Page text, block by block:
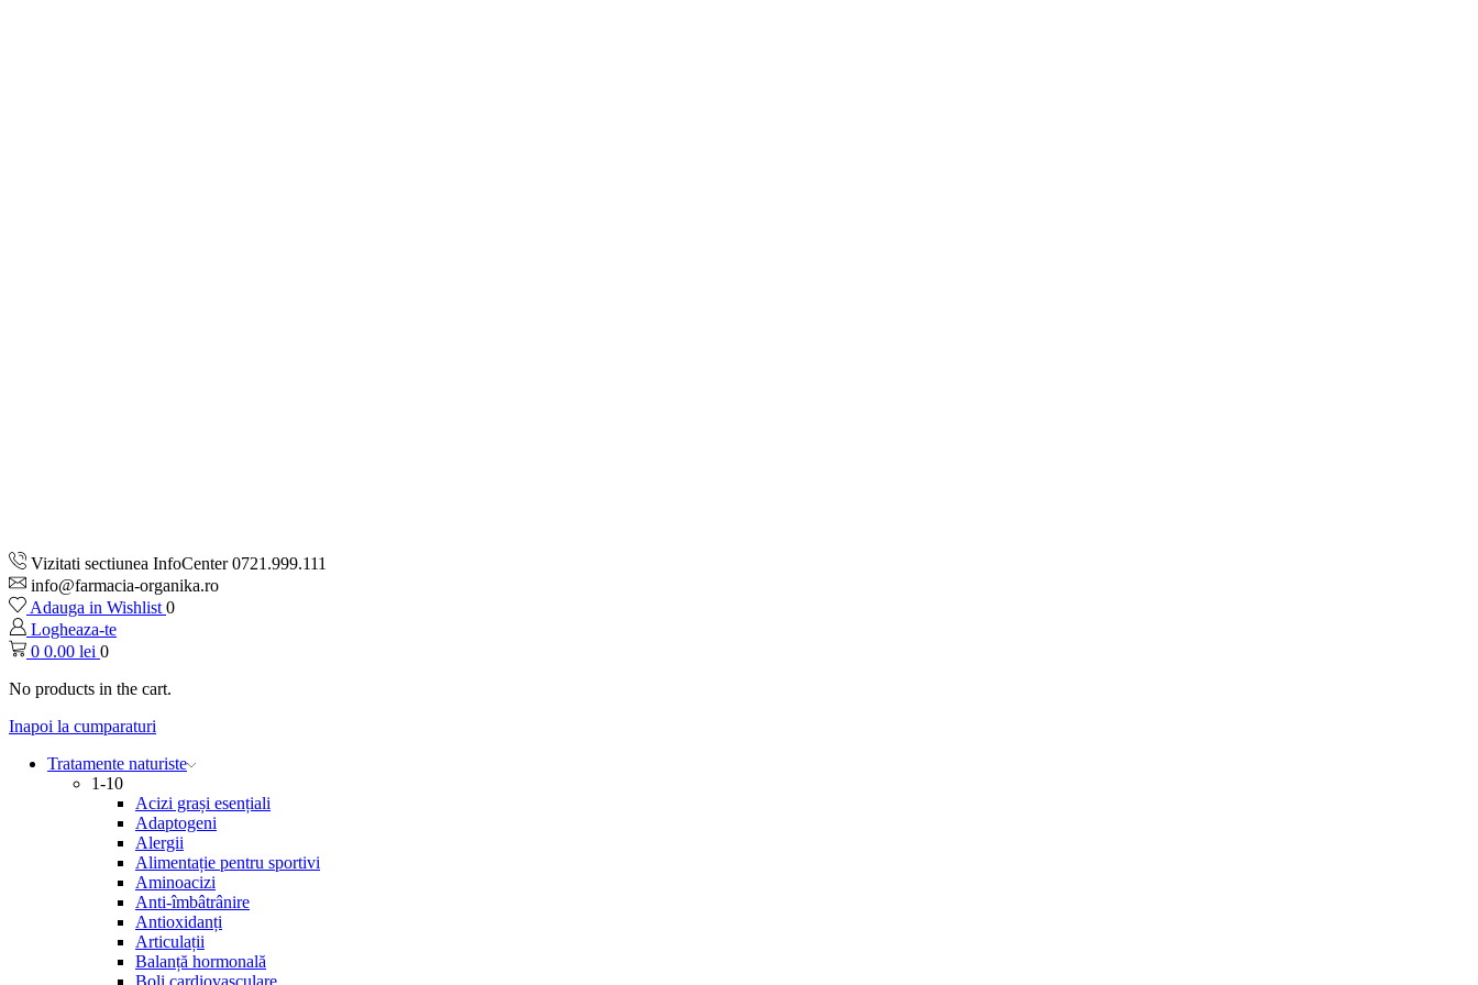
Vizitati sectiunea InfoCenter 0721.999.111
info@farmacia-organika.ro
Adauga in Wishlist 0
Logheaza-te
0 0.00 lei 0
No products in the cart.
Inapoi la cumparaturi
Tratamente naturiste
1-10
Acizi grași esențiali
Adaptogeni
Alergii
Alimentație pentru sportivi
Aminoacizi
Anti-îmbâtrânire
Antioxidanți
Articulații
Balanță hormonală
Boli cardiovasculare